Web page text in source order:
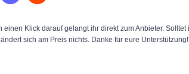
einen Klick darauf gelangt ihr direkt zum Anbieter.
sich am Preis nichts. Danke für eure Unterstützung!